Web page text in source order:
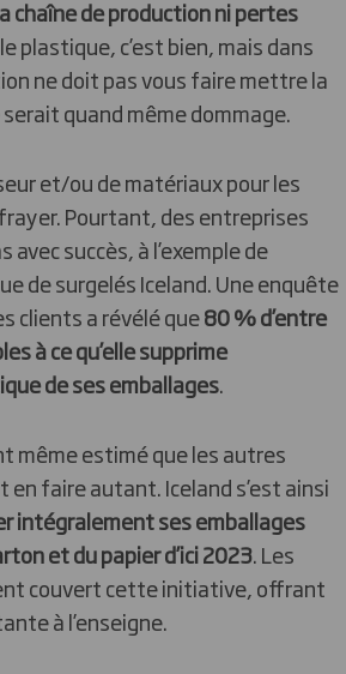
chaîne de production ni pertes
plastique, c’est bien, mais dans
ne doit pas vous faire mettre la
serait quand même dommage.
et/ou de matériaux pour les
Pourtant, des entreprises
succès, à l’exemple de
de surgelés Iceland. Une enquête
clients a révélé que80 % d’entre
à ce qu’elle supprime
de ses emballages.
même estimé que les autres
en faire autant. Iceland s’est ainsi
intégralement ses emballages
et du papier d’ici 2023. Les
couvert cette initiative, offrant
à l’enseigne.